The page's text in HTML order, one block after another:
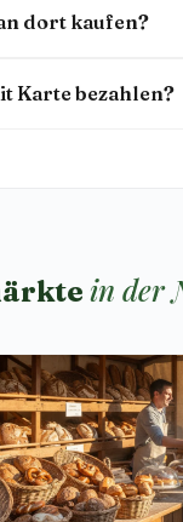
dort kaufen?
Karte bezahlen?
in der